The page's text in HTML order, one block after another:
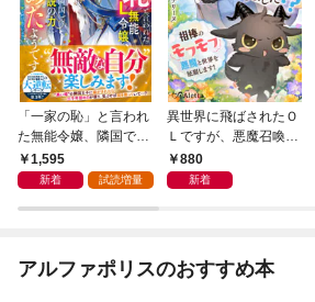
「一家の恥」と言われ
た無能令嬢、隣国で伝
説の力に目覚めたよう
です～嫁がされた先で
国の王子妃と呼ばれて
子限定SS付き】
1,595
新着 試読増量
異世界に飛ばされたＯ
Ｌですが、悪魔召喚士
になりました！？～相
棒のモフモフ悪魔と世
880
新着
アルファポリスのおすすめ本